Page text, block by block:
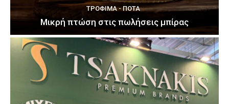
ΤΡΌΦΙΜΑ - ΠΟΤΆ
Μικρή πτώση στις πωλήσεις μπίρας